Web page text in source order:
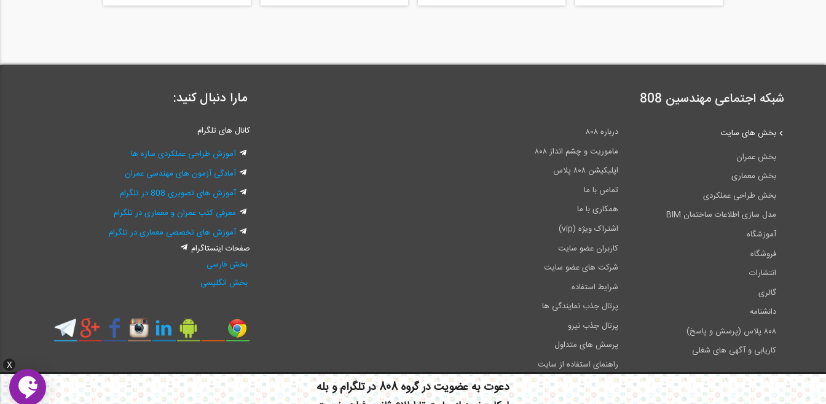
X
دعوت به عضویت در گروه 808 در تلگرام و بله
شبکه اجتماعی مهندسین 808
درباره ۸۰۸
ماموریت و چشم انداز ۸۰۸
اپلیکیشن ۸۰۸ پلاس
تماس با ما
همکاری با ما
اشتراک ویژه (vip)
کاربران عضو سایت
شرکت های عضو سایت
شرایط استفاده
پرتال جذب نمایندگی ها
پرتال جذب نیرو
پرسش های متداول
راهنمای استفاده از سایت
تبلیغات در سایت
بخش های سایت
بخش عمران
بخش معماری
بخش طراحی عملکردی
مدل سازی اطلاعات ساختمان BIM
آموزشگاه
فروشگاه
انتشارات
گالری
دانشنامه
۸۰۸ پلاس (پرسش و پاسخ)
کاریابی و آگهی های شغلی
مارا دنبال کنید:
کانال های تلگرام
آموزش طراحی عملکردی سازه ها
آمادگی آزمون های مهندسی عمران
آموزش های تصویری 808 در تلگرام
معرفی کتب عمران و معماری در تلگرام
آموزش های تخصصی معماری در تلگرام
صفحات اینستاگرام
بخش فارسی
بخش انگلیسی